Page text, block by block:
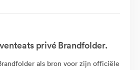
privé Brandfolder.
als bron voor zijn officiële